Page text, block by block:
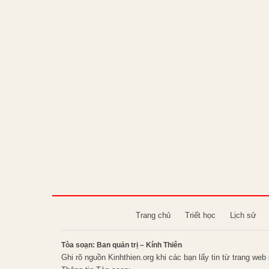
Trang chủ Triết học Lịch sử
Tòa soạn: Ban quản trị – Kính Thiên
Ghi rõ nguồn Kinhthien.org khi các bạn lấy tin từ trang web